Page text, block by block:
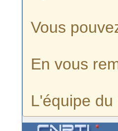
Vous
En vous
L'équipe du